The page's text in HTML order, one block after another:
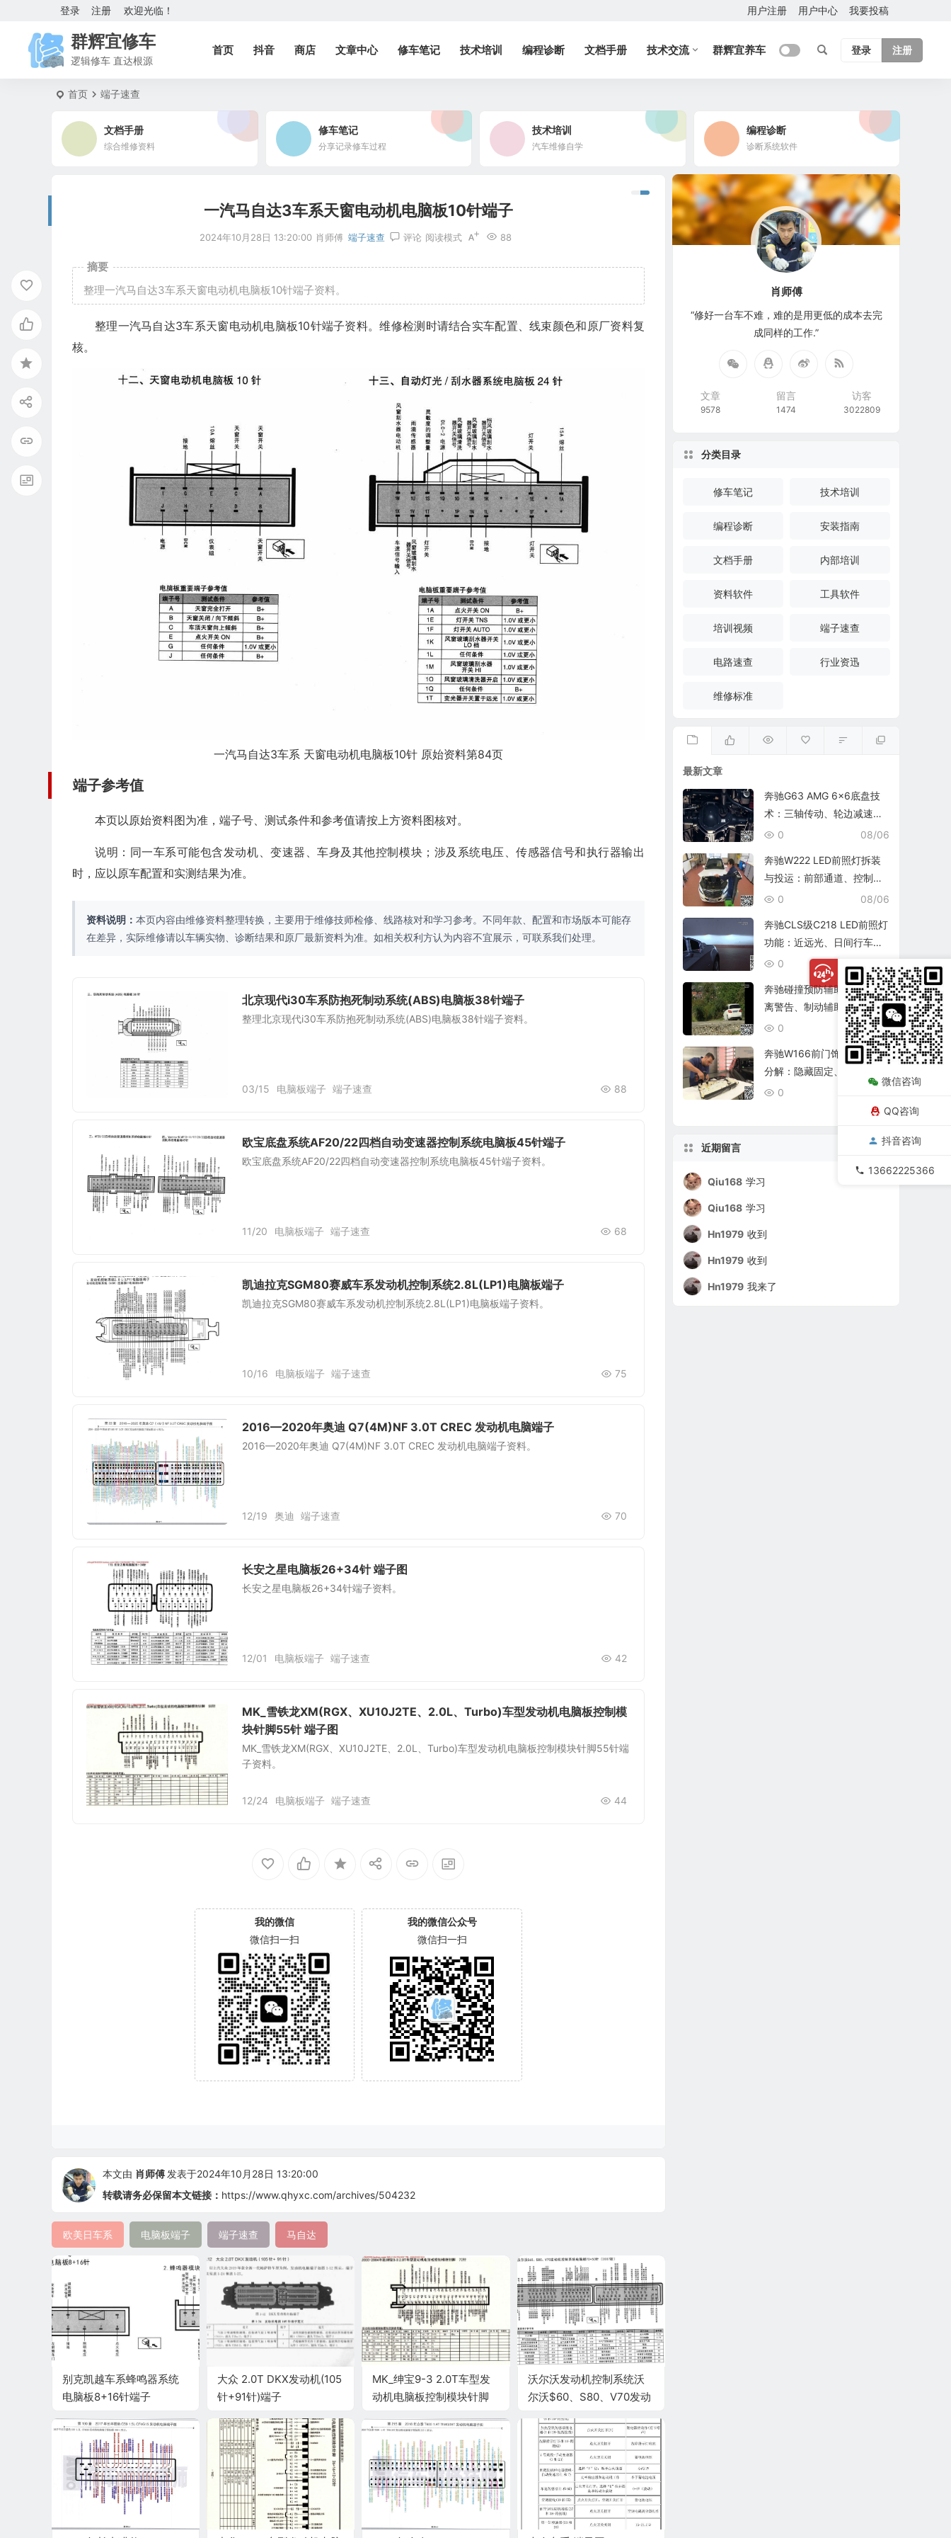
欢迎光临！
登录 注册 用户注册 用户中心 我要投稿
群辉宜修车
逻辑修车 直达根源
首页 抖音 商店 文章中心 修车笔记 技术培训 编程诊断 文档手册 技术交流 群辉宜养车 登录 注册
首页 端子速查
文档手册
综合维修资料
修车笔记
分享记录修车过程
技术培训
汽车维修自学
编程诊断
诊断系统软件
一汽马自达3车系天窗电动机电脑板10针端子
2024年10月28日 13:20:00 肖师傅 端子速查 评论 88
阅读模式
摘要
整理一汽马自达3车系天窗电动机电脑板10针端子资料。
整理一汽马自达3车系天窗电动机电脑板10针端子资料。维修检测时请结合实车配置、线束颜色和原厂资料复
核。
一汽马自达3车系 天窗电动机电脑板10针 原始资料第84页
端子参考值
本页以原始资料图为准，端子号、测试条件和参考值请按上方资料图核对。
说明：同一车系可能包含发动机、变速器、车身及其他控制模块；涉及系统电压、传感器信号和执行器输出
时，应以原车配置和实测结果为准。
资料说明： 本页内容由维修资料整理转换，主要用于维修技师检修、线路核对和学习参考。不同年款、配置和市场版本可能存
在差异，实际维修请以车辆实物、诊断结果和原厂最新资料为准。如相关权利方认为内容不宜展示，可联系我们处理。
北京现代i30车系防抱死制动系统(ABS)电脑板38针端子
整理北京现代i30车系防抱死制动系统(ABS)电脑板38针端子资料。
03/15 88
电脑板端子 端子速查
欧宝底盘系统AF20/22四档自动变速器控制系统电脑板45针端子
欧宝底盘系统AF20/22四档自动变速器控制系统电脑板45针端子资料。
11/20 68
电脑板端子 端子速查
凯迪拉克SGM80赛威车系发动机控制系统2.8L(LP1)电脑板端子
凯迪拉克SGM80赛威车系发动机控制系统2.8L(LP1)电脑板端子资料。
10/16 75
电脑板端子 端子速查
2016—2020年奥迪 Q7(4M)NF 3.0T CREC 发动机电脑端子
2016—2020年奥迪 Q7(4M)NF 3.0T CREC 发动机电脑端子资料。
12/19 70
奥迪 端子速查
长安之星电脑板26+34针 端子图
长安之星电脑板26+34针端子资料。
12/01 42
电脑板端子 端子速查
MK_雪铁龙XM(RGX、XU10J2TE、2.0L、Turbo)车型发动机电脑板控制模
块针脚55针 端子图
MK_雪铁龙XM(RGX、XU10J2TE、2.0L、Turbo)车型发动机电脑板控制模块针脚55针端
子资料。
12/24 44
电脑板端子 端子速查
我的微信
微信扫一扫
我的微信公众号
微信扫一扫
本文由 肖师傅 发表于2024年10月28日 13:20:00
转载请务必保留本文链接： https://www.qhyxc.com/archives/504232
欧美日车系 电脑板端子 端子速查 马自达
别克凯越车系蜂鸣器系统
电脑板8+16针端子
大众 2.0T DKX发动机(105
针+91针)端子
MK_绅宝9-3 2.0T车型发
动机电脑板控制模块针脚
沃尔沃发动机控制系统沃
尔沃$60、S80、V70发动
针(2007款)端子
肖师傅
“修好一台车不难，难的是用更低的成本去完
成同样的工作.”
文章
9578
留言
1474
访客
3022809
分类目录
修车笔记 技术培训
编程诊断 安装指南
文档手册 内部培训
资料软件 工具软件
培训视频 端子速查
电路速查 行业资迅
维修标准
最新文章
奔驰G63 AMG 6×6底盘技
术：三轴传动、轮边减速与
轮胎压力调节
08/06
0
奔驰W222 LED前照灯拆装
与投运：前部通道、控制单
元和识别码写入
08/06
0
奔驰CLS级C218 LED前照灯
功能：近远光、日间行车灯
与动态配光
08/06
0
奔驰碰撞预防辅助系统：距
离警告、制动辅助与功能边
界
08/06
0
奔驰W166前门饰板拆装与
分解：隐藏固定、拉索、开
关和内饰组件
0
近期留言
Qiu168 学习
Qiu168 学习
Hn1979 收到
Hn1979 收到
Hn1979 我来了
微信咨询
QQ咨询
抖音咨询
13662225366